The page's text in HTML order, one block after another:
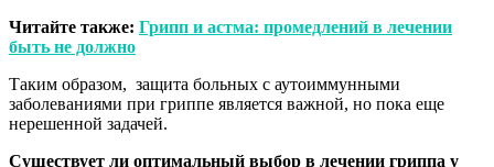
Читайте также: Грипп и астма: промедлений в лечении
быть не должно
Таким образом, защита больных с аутоиммунными
заболеваниями при гриппе является важной, но пока еще
нерешенной задачей.
Существует ли оптимальный выбор в лечении гриппа у